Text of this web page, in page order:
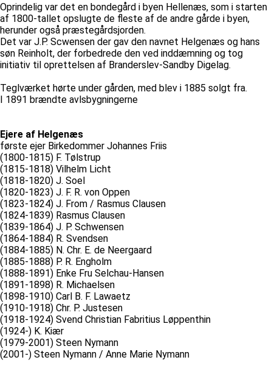
Oprindelig var det en bondegård i byen Hellenæs, som i starten
af 1800-tallet opslugte de fleste af de andre gårde i byen,
herunder også præstegårdsjorden.
Det var J.P. Scwensen der gav den navnet Helgenæs og hans
søn Reinholt, der forbedrede den ved inddæmning og tog
initiativ til oprettelsen af Branderslev-Sandby Digelag.
Teglværket hørte under gården, med blev i 1885 solgt fra.
I 1891 brændte avlsbygningerne
Ejere af Helgenæs
første ejer Birkedommer Johannes Friis
(1800-1815) F. Tølstrup
(1815-1818) Vilhelm Licht
(1818-1820) J. Soel
(1820-1823) J. F. R. von Oppen
(1823-1824) J. From / Rasmus Clausen
(1824-1839) Rasmus Clausen
(1839-1864) J. P. Schwensen
(1864-1884) R. Svendsen
(1884-1885) N. Chr. E. de Neergaard
(1885-1888) P. R. Engholm
(1888-1891) Enke Fru Selchau-Hansen
(1891-1898) R. Michaelsen
(1898-1910) Carl B. F. Lawaetz
(1910-1918) Chr. P. Justesen
(1918-1924) Svend Christian Fabritius Løppenthin
(1924-) K. Kiær
(1979-2001) Steen Nymann
(2001-) Steen Nymann / Anne Marie Nymann